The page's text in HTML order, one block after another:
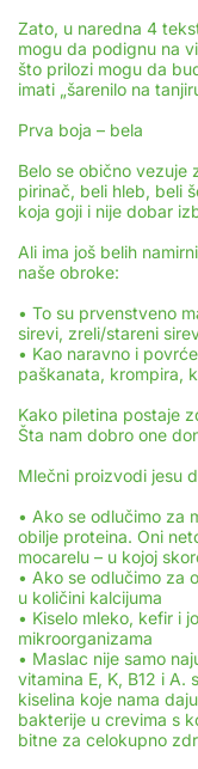
Zato, u naredna 4
mogu da podignu na
što prilozi mogu da
imati „šarenilo na
Prva boja – bela
Belo se obično vezuje
pirinač, beli hleb, beli
koja goji i nije dobar
Ali ima još belih
naše obroke:
• To su prvenstveno
sirevi, zreli/stareni
• Kao naravno i
paškanata, krompira,
Kako piletina postaje
Šta nam dobro one
Mlečni proizvodi jesu
• Ako se odlučimo za
obilje proteina. Oni
mocarelu – u kojoj
• Ako se odlučimo za
u količini kalcijuma
• Kiselo mleko, kefir i
mikroorganizama
• Maslac nije samo
vitamina E, K, B12 i A.
kiselina koje nama
bakterije u crevima s
bitne za celokupno